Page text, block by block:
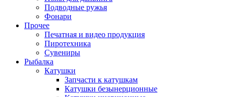
Подводные ружья
Фонари
Прочее
Печатная и видео продукция
Пиротехника
Сувениры
Рыбалка
Катушки
Запчасти к катушкам
Катушки безынерционные